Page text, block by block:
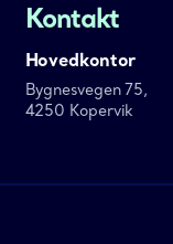
Kontakt
Hovedkontor
Bygnesvegen 75,
4250 Kopervik